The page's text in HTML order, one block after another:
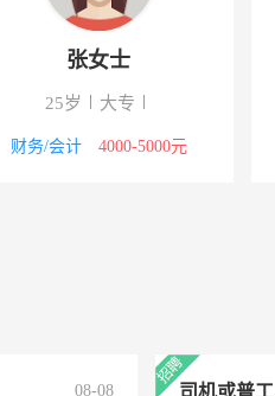
盛悦饭店有限公司
国军清真食品有限公司
天生源清真食品有限公司
张女士
25岁 大专
财务/会计 4000-5000元
08-08